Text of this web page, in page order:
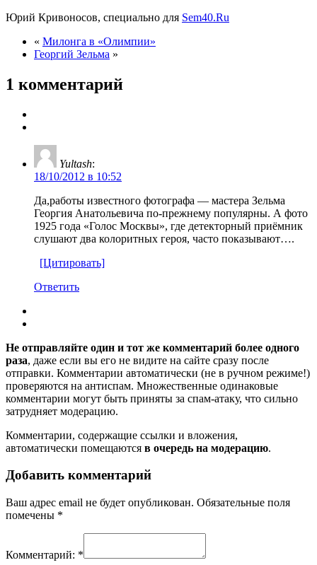
Юрий Кривоносов, специально для Sem40.Ru
« Милонга в «Олимпии»
Георгий Зельма »
1 комментарий
Yultash:
18/10/2012 в 10:52
Да,работы известного фотографа — мастера Зельма
Георгия Анатольевича по-прежнему популярны. А фото
1925 года «Голос Москвы», где детекторный приёмник
слушают два колоритных героя, часто показывают….
[Цитировать]
Ответить
Не отправляйте один и тот же комментарий более одного
раза, даже если вы его не видите на сайте сразу после
отправки. Комментарии автоматически (не в ручном режиме!)
проверяются на антиспам. Множественные одинаковые
комментарии могут быть приняты за спам-атаку, что сильно
затрудняет модерацию.
Комментарии, содержащие ссылки и вложения,
автоматически помещаются в очередь на модерацию.
Добавить комментарий
Ваш адрес email не будет опубликован. Обязательные поля
помечены *
Комментарий: *